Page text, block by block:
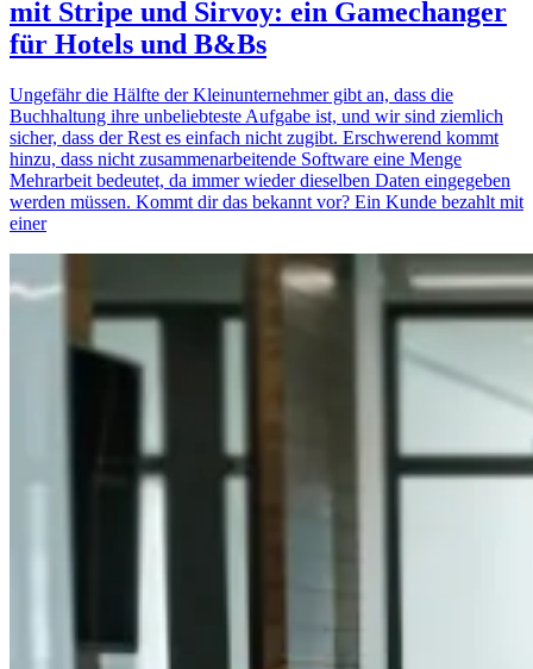
mit Stripe und Sirvoy: ein Gamechanger
für Hotels und B&Bs
Ungefähr die Hälfte der Kleinunternehmer gibt an, dass die
Buchhaltung ihre unbeliebteste Aufgabe ist, und wir sind ziemlich
sicher, dass der Rest es einfach nicht zugibt. Erschwerend kommt
hinzu, dass nicht zusammenarbeitende Software eine Menge
Mehrarbeit bedeutet, da immer wieder dieselben Daten eingegeben
werden müssen. Kommt dir das bekannt vor? Ein Kunde bezahlt mit
einer